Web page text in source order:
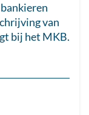
van
bij het MKB.